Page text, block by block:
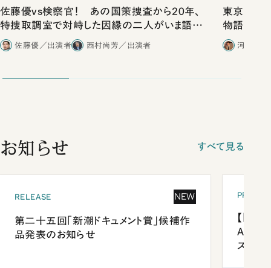
佐藤優vs検察官！ あの国策捜査から20年、
特捜取調室で対峙した因縁の二人がいま語り
合ったこと
佐藤優／出演者 西村尚芳／出演者
東京は都
物語」に
河野有
お知らせ すべて見る
RELEASE NEW
第二十五回「新潮ドキュメント賞」候補作
品発表のお知らせ
【「新
ズプレ